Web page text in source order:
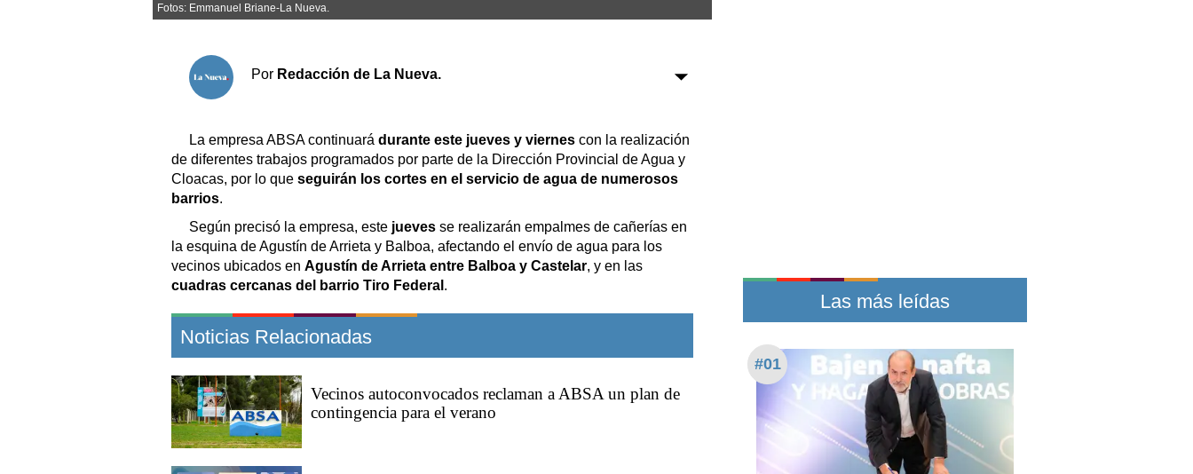
Clasificados
Suplementos
Servicios
Loterías
Datos Útiles
Fúnebres
Teléfonos de urgencia
Fotos: Emmanuel Briane-La Nueva.
Por Redacción de La Nueva.
La empresa ABSA continuará durante este jueves y viernes con la realización
de diferentes trabajos programados por parte de la Dirección Provincial de Agua y
Cloacas, por lo que seguirán los cortes en el servicio de agua de numerosos
barrios.
Según precisó la empresa, este jueves se realizarán empalmes de cañerías en
la esquina de Agustín de Arrieta y Balboa, afectando el envío de agua para los
vecinos ubicados en Agustín de Arrieta entre Balboa y Castelar, y en las
cuadras cercanas del barrio Tiro Federal .
Noticias Relacionadas
Vecinos autoconvocados reclaman a ABSA un plan de
contingencia para el verano
Las más leídas
#01